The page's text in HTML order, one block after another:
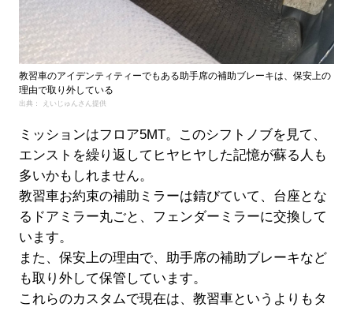
教習車のアイデンティティーでもある助手席の補助ブレーキは、保安上の
理由で取り外している
出典： えいじゅんさん提供
ミッションはフロア5MT。このシフトノブを見て、
エンストを繰り返してヒヤヒヤした記憶が蘇る人も
多いかもしれません。
教習車お約束の補助ミラーは錆びていて、台座とな
るドアミラー丸ごと、フェンダーミラーに交換して
います。
また、保安上の理由で、助手席の補助ブレーキなど
も取り外して保管しています。
これらのカスタムで現在は、教習車というよりもタ